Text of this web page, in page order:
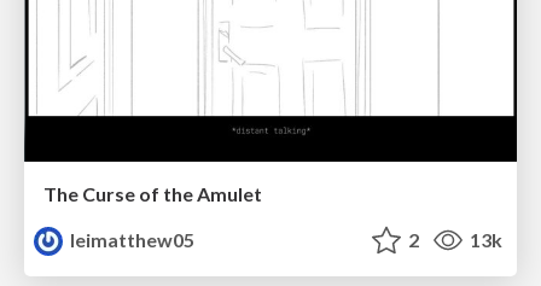
The Curse of the Amulet
leimatthew05
2 13k